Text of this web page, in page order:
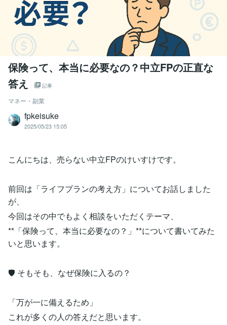
保険って、本当に必要なの？中立FPの正直な
答え
記事
マネー・副業
fpkeisuke
2025/05/23 15:05
こんにちは、売らない中立FPのけいすけです。
前回は「ライフプランの考え方」についてお話しました
が、
今回はその中でもよく相談をいただくテーマ、
**「保険って、本当に必要なの？」**について書いてみた
いと思います。
🛡 そもそも、なぜ保険に入るの？
「万が一に備えるため」
これが多くの人の答えだと思います。